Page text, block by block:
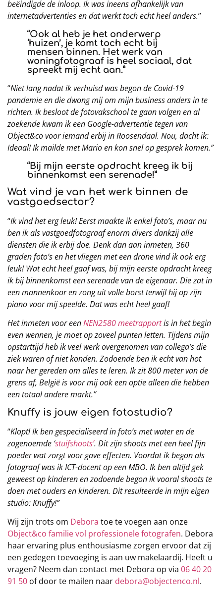
beëindigde de inloop. Ik was ineens afhankelijk van
internetadvertenties en dat werkt toch echt heel anders.”
“Ook al heb je het onderwerp
‘huizen’, je komt toch echt bij
mensen binnen. Het werk van
woningfotograaf is heel sociaal, dat
spreekt mij echt aan.”
“Niet lang nadat ik verhuisd was begon de Covid-19
pandemie en die dwong mij om mijn business anders in te
richten. Ik besloot de fotovakschool te gaan volgen en al
zoekende kwam ik een Google-advertentie tegen van
Object&co voor iemand erbij in Roosendaal. Nou, dacht ik:
Ideaal! Ik mailde met Mario en kon snel op gesprek komen.”
“Bij mijn eerste opdracht kreeg ik bij
binnenkomst een serenade!”
Wat vind je van het werk binnen de
vastgoedsector?
“Ik vind het erg leuk! Eerst maakte ik enkel foto’s, maar nu
ben ik als vastgoedfotograaf enorm divers dankzij alle
diensten die ik erbij doe. Denk dan aan inmeten, 360
graden foto’s en het vliegen met een drone vind ik ook erg
leuk! Wat echt heel gaaf was, bij mijn eerste opdracht kreeg
ik bij binnenkomst een serenade van de eigenaar. Die zat in
een mannenkoor en zong uit volle borst terwijl hij op zijn
piano voor mij speelde. Dat was echt heel gaaf!
Het inmeten voor eenNEN2580 meetrapportis in het begin
even wennen, je moet op zoveel punten letten. Tijdens mijn
opstarttijd heb ik veel werk overgenomen van collega’s die
ziek waren of niet konden. Zodoende ben ik echt van hot
naar her gereden om alles te leren. Ik zit 800 meter van de
grens af, België is voor mij ook een optie alleen die hebben
een totaal andere markt.”
Knuffy is jouw eigen fotostudio?
“Klopt! Ik ben gespecialiseerd in foto’s met water en de
zogenoemde ‘stuifshoots’. Dit zijn shoots met een heel fijn
poeder wat zorgt voor gave effecten. Voordat ik begon als
fotograaf was ik ICT-docent op een MBO. Ik ben altijd gek
geweest op kinderen en zodoende begon ik vooral shoots te
doen met ouders en kinderen. Dit resulteerde in mijn eigen
studio: Knuffy!”
Wij zijn trots om Debora toe te voegen aan onze
Object&co familie vol professionele fotografen. Debora
haar ervaring plus enthousiasme zorgen ervoor dat zij
een gedegen toevoeging is aan uw makelaardij. Heeft u
vragen? Neem dan contact met Debora op via 06 40 20
91 50 of door te mailen naar debora@objectenco.nl.